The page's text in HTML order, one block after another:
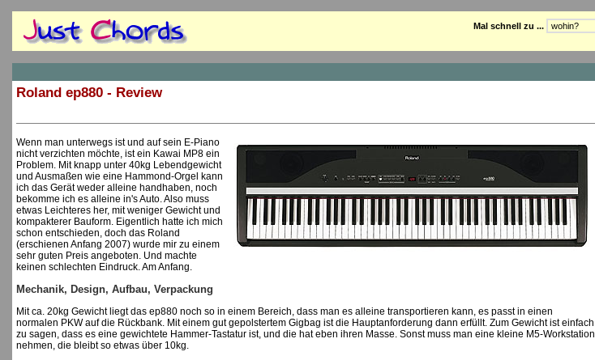
Mal schnell zu ...
Roland ep880 - Review
Wenn man unterwegs ist und auf sein E-Piano
nicht verzichten möchte, ist ein Kawai MP8 ein
Problem. Mit knapp unter 40kg Lebendgewicht
und Ausmaßen wie eine Hammond-Orgel kann
ich das Gerät weder alleine handhaben, noch
bekomme ich es alleine in's Auto. Also muss
etwas Leichteres her, mit weniger Gewicht und
kompakterer Bauform. Eigentlich hatte ich mich
schon entschieden, doch das Roland
(erschienen Anfang 2007) wurde mir zu einem
sehr guten Preis angeboten. Und machte
keinen schlechten Eindruck. Am Anfang.
Mechanik, Design, Aufbau, Verpackung
Mit ca. 20kg Gewicht liegt das ep880 noch so in einem Bereich, dass man es alleine transportieren kann, es passt in einen
normalen PKW auf die Rückbank. Mit einem gut gepolstertem Gigbag ist die Hauptanforderung dann erfüllt. Zum Gewicht ist einfach
zu sagen, dass es eine gewichtete Hammer-Tastatur ist, und die hat eben ihren Masse. Sonst muss man eine kleine M5-Workstation
nehmen, die bleibt so etwas über 10kg.